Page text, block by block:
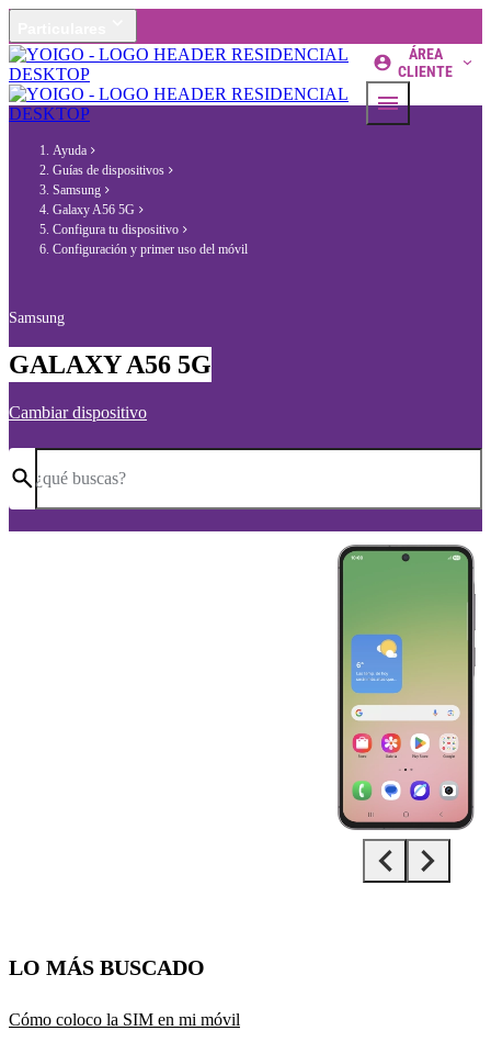
ÁREA
CLIENTE
Ayuda
Guías de dispositivos
Samsung
Galaxy A56 5G
Configura tu dispositivo
Configuración y primer uso del móvil
Samsung
GALAXY A56 5G
Cambiar dispositivo
¿qué buscas?
LO MÁS BUSCADO
Cómo coloco la SIM en mi móvil